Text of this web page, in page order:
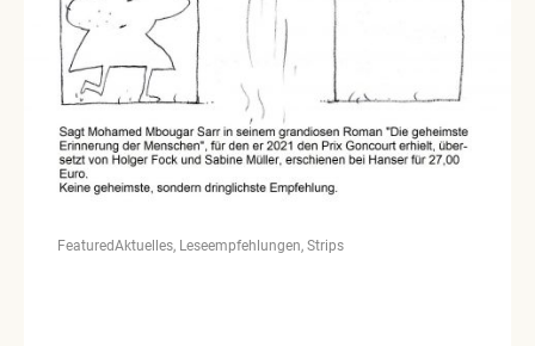
FeaturedAktuelles Leseempfehlungen Strips